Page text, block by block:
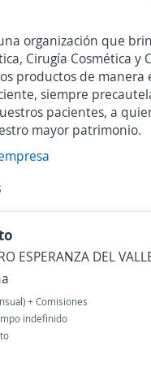
organización que
Cirugía Cosmética y
productos de manera
siempre
pacientes, a
mayor patrimonio.
ESPERANZA DEL
+ Comisiones
indefinido